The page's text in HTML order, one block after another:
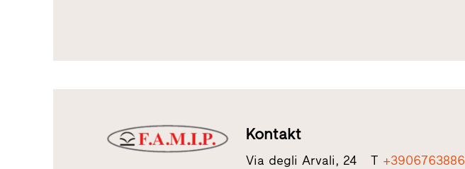
Kontakt
Via degli Arvali, 24
T +3906763886